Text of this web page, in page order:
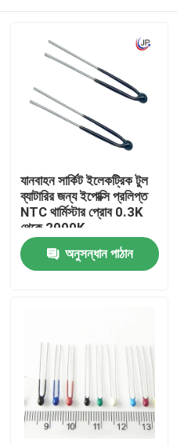
VR প্রদর্শন
আমাদের সম্পর্কে
যানবাহন সার্কিট ইলেকট্রিক টুল
ব্যাটারির জন্য ইপোক্সি প্রলিপ্ত
NTC থার্মিস্টার প্রোব 0.3K
থেকে 2000K
অনুসন্ধান পাঠান